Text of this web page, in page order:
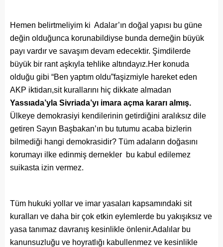
Hemen belirtmeliyim ki Adalar’ın doğal yapısı bu güne
değin olduğunca korunabildiyse bunda derneğin büyük
payı vardır ve savaşım devam edecektir. Şimdilerde
büyük bir rant aşkıyla tehlike altındayız.Her konuda
olduğu gibi “Ben yaptım oldu”faşizmiyle hareket eden
AKP iktidarı,sit kurallarını hiç dikkate almadan
Yassıada’yla Sivriada’yı imara açma kararı almış.
Ülkeye demokrasiyi kendilerinin getirdiğini aralıksız dile
getiren Sayın Başbakan’ın bu tutumu acaba bizlerin
bilmediği hangi demokrasidir? Tüm adaların doğasını
korumayı ilke edinmiş dernekler bu kabul edilemez
suikasta izin vermez.
Tüm hukuki yollar ve imar yasaları kapsamındaki sit
kuralları ve daha bir çok etkin eylemlerde bu yakışıksız ve
yasa tanımaz davranış kesinlikle önlenir.Adalılar bu
kanunsuzluğu ve hoyratlığı kabullenmez ve kesinlikle